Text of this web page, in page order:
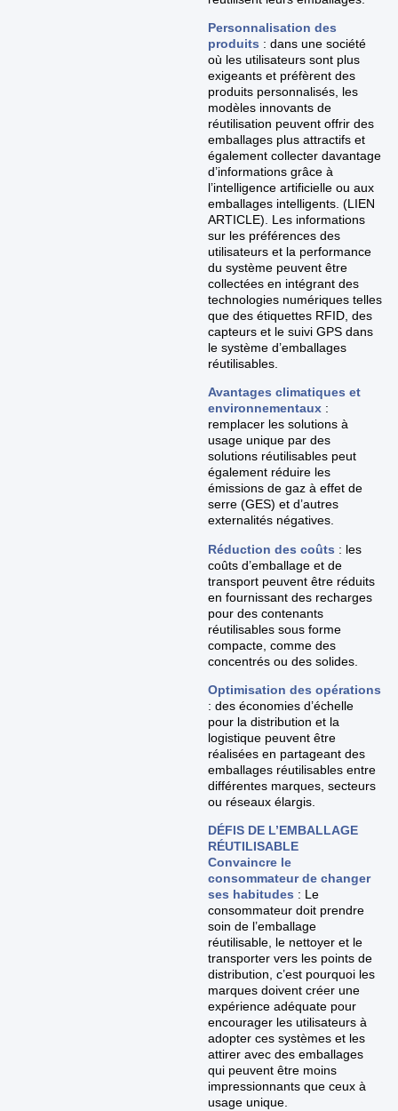
Personnalisation des
produits : dans une société
où les utilisateurs sont plus
exigeants et préfèrent des
produits personnalisés, les
modèles innovants de
réutilisation peuvent offrir des
emballages plus attractifs et
également collecter davantage
d’informations grâce à
l’intelligence artificielle ou aux
emballages intelligents. (LIEN
ARTICLE). Les informations
sur les préférences des
utilisateurs et la performance
du système peuvent être
collectées en intégrant des
technologies numériques telles
que des étiquettes RFID, des
capteurs et le suivi GPS dans
le système d’emballages
réutilisables.
Avantages climatiques et
environnementaux :
remplacer les solutions à
usage unique par des
solutions réutilisables peut
également réduire les
émissions de gaz à effet de
serre (GES) et d’autres
externalités négatives.
Réduction des coûts : les
coûts d’emballage et de
transport peuvent être réduits
en fournissant des recharges
pour des contenants
réutilisables sous forme
compacte, comme des
concentrés ou des solides.
Optimisation des opérations
: des économies d’échelle
pour la distribution et la
logistique peuvent être
réalisées en partageant des
emballages réutilisables entre
différentes marques, secteurs
ou réseaux élargis.
DÉFIS DE L’EMBALLAGE
RÉUTILISABLE
Convaincre le
consommateur de changer
ses habitudes : Le
consommateur doit prendre
soin de l’emballage
réutilisable, le nettoyer et le
transporter vers les points de
distribution, c’est pourquoi les
marques doivent créer une
expérience adéquate pour
encourager les utilisateurs à
adopter ces systèmes et les
attirer avec des emballages
qui peuvent être moins
impressionnants que ceux à
usage unique.